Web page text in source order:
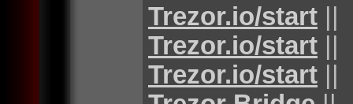
Trezor.io/start ||
Trezor.io/start ||
Trezor.io/start ||